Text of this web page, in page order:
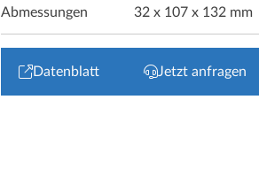
Abmessungen
32 x 107 x 132 mm
Datenblatt Jetzt anfragen